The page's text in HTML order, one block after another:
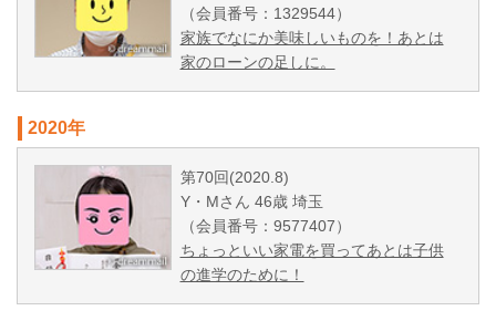
（会員番号：1329544）
家族でなにか美味しいものを！あとは
家のローンの足しに。
2020年
第70回(2020.8)
Y・Mさん 46歳 埼玉
（会員番号：9577407）
ちょっといい家電を買ってあとは子供
の進学のために！